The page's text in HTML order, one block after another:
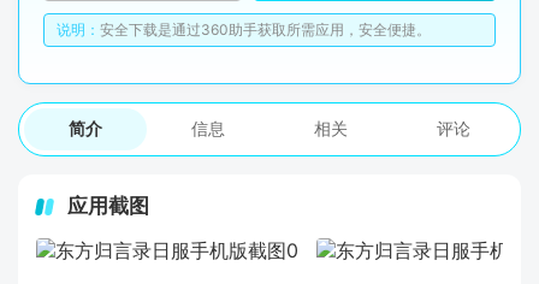
说明： 安全下载是通过360助手获取所需应用，安全便捷。
简介 信息 相关 评论
应用截图